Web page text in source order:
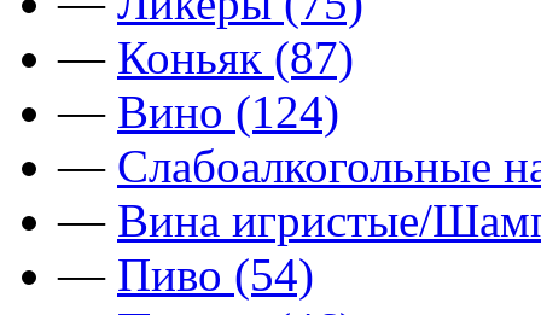
— Коньяк (87)
— Вино (124)
— Слабоалкогольные
— Вина игристые/
— Пиво (54)